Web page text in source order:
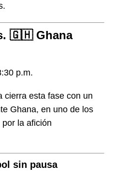
🇬🇭 Ghana
p.m.
cierra esta fase con un
Ghana, en uno de los
la afición
sin pausa